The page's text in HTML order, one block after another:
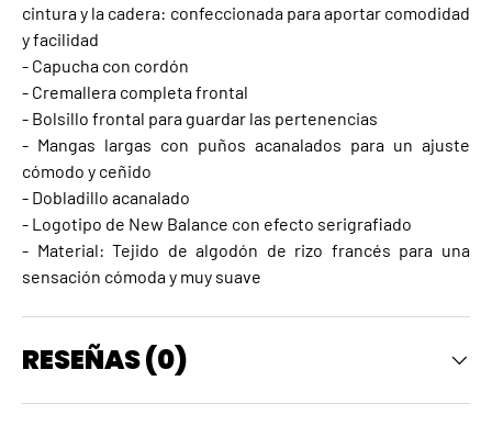
cintura y la cadera: confeccionada para aportar comodidad
y facilidad
- Capucha con cordón
- Cremallera completa frontal
- Bolsillo frontal para guardar las pertenencias
- Mangas largas con puños acanalados para un ajuste
cómodo y ceñido
- Dobladillo acanalado
- Logotipo de New Balance con efecto serigrafiado
- Material: Tejido de algodón de rizo francés para una
sensación cómoda y muy suave
RESEÑAS (0)